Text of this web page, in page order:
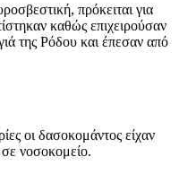
πρόκειται για
καθώς επιχειρούσαν
της Ρόδου και έπεσαν από
οι δασοκομάντος είχαν
σε νοσοκομείο.